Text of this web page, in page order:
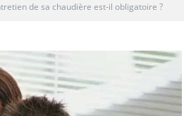
de sa chaudière est-il obligatoire ?